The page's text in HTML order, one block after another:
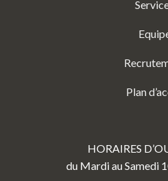
Plan
HORAIRES
du Mardi au Samedi